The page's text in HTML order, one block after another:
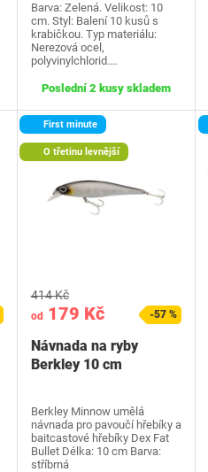
Barva: Zelená. Velikost: 10
cm. Styl: Balení 10 kusů s
krabičkou. Typ materiálu:
Nerezová ocel,
polyvinylchlorid.…
Poslední 2 kusy skladem
First minute
O třetinu levnější
od179 Kč
414 Kč
-57 %
Návnada na ryby
Berkley 10 cm
Berkley Minnow umělá
návnada pro pavoučí hřebíky a
baitcastové hřebíky Dex Fat
Bullet Délka: 10 cm Barva:
stříbrná